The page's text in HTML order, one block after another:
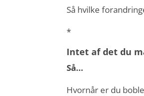
Så hvilke
*
Intet af det du
Så…
Hvornår er du